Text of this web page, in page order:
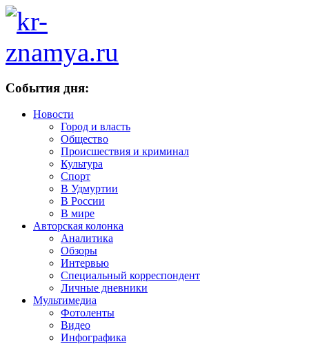
События дня:
Новости
Город и власть
Общество
Происшествия и криминал
Культура
Спорт
В Удмуртии
В России
В мире
Авторская колонка
Аналитика
Обзоры
Интервью
Специальный корреспондент
Личные дневники
Мультимедиа
Фотоленты
Видео
Инфографика